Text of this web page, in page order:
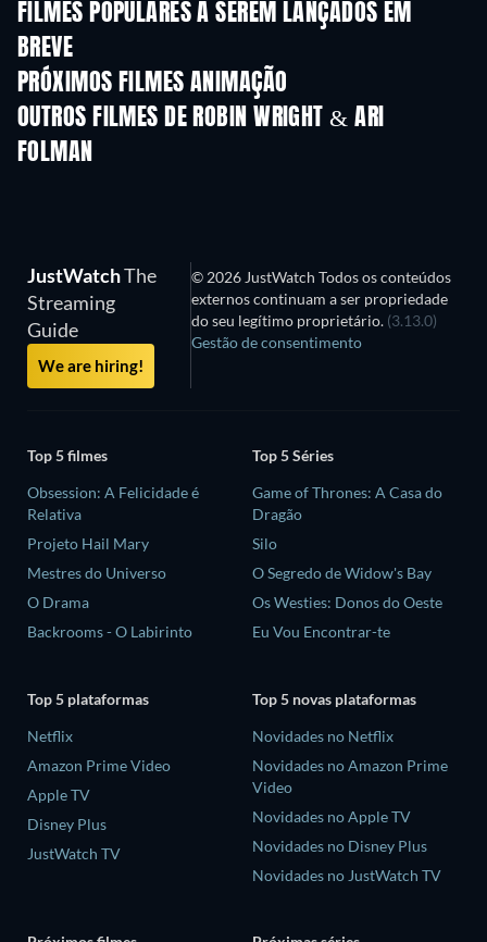
FILMES POPULARES A SEREM LANÇADOS EM
BREVE
PRÓXIMOS FILMES ANIMAÇÃO
LEGO Disney Princess:
Magical Mayhem
OUTROS FILMES DE ROBIN WRIGHT & ARI
FOLMAN
JustWatchThe
Streaming
Guide
We are hiring!
© 2026 JustWatch Todos os conteúdos
externos continuam a ser propriedade
do seu legítimo proprietário. (3.13.0)
Gestão de consentimento
Top 5 filmes
Obsession: A Felicidade é
Relativa
Projeto Hail Mary
Mestres do Universo
O Drama
Backrooms - O Labirinto
Top 5 Séries
Game of Thrones: A Casa do
Dragão
Silo
O Segredo de Widow's Bay
Os Westies: Donos do Oeste
Eu Vou Encontrar-te
Top 5 plataformas
Netflix
Amazon Prime Video
Apple TV
Disney Plus
JustWatch TV
Top 5 novas plataformas
Novidades no Netflix
Novidades no Amazon Prime
Video
Novidades no Apple TV
Novidades no Disney Plus
Novidades no JustWatch TV